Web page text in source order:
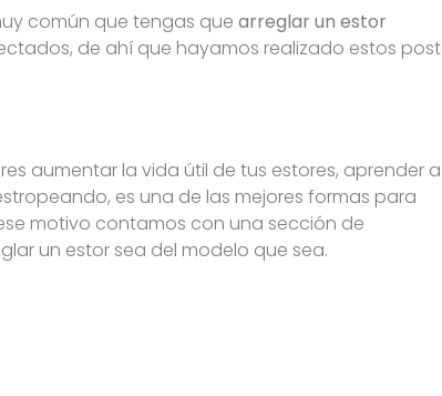
común que tengas que arreglar un estor
de ahí que hayamos realizado estos post
aumentar la vida útil de tus estores, aprender a
es una de las mejores formas para
motivo contamos con una sección de
un estor sea del modelo que sea.